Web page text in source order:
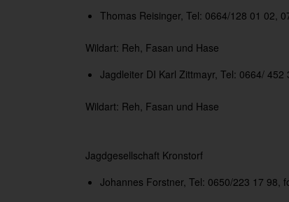
Thomas Reisinger, Tel: 0664/128 01 02,
Wildart: Reh, Fasan und Hase
Jagdleiter DI Karl Zittmayr, Tel: 0664/ 452
Wildart: Reh, Fasan und Hase
Jagdgesellschaft Kronstorf
Johannes Forstner, Tel: 0650/223 17 98,